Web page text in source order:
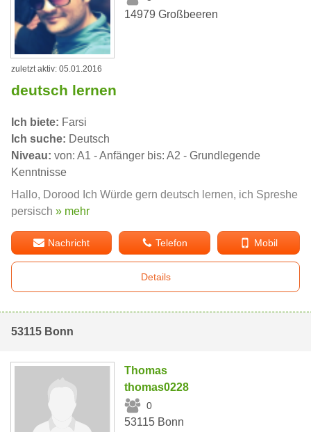
14979 Großbeeren
zuletzt aktiv: 05.01.2016
deutsch lernen
Ich biete: Farsi
Ich suche: Deutsch
Niveau: von: A1 - Anfänger bis: A2 - Grundlegende
Kenntnisse
Hallo, Dorood Ich Würde gern deutsch lernen, ich Spreshe
persisch » mehr
Nachricht Telefon Mobil
Details
53115 Bonn
Thomas
thomas0228
0
53115 Bonn